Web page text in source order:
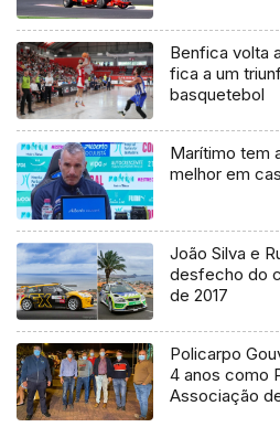
Benfica volta
fica a um
basquetebol
Marítimo tem
melhor em
João Silva e
desfecho do
de 2017
Policarpo
4 anos como
Associação